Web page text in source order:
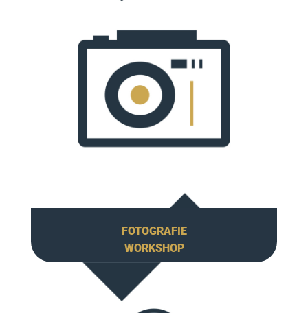
FOTOGRAFIE
WORKSHOP